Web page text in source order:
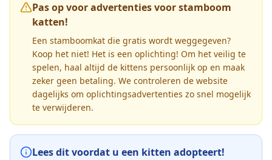
Pas op voor advertenties voor stamboom
katten!
Een stamboomkat die gratis wordt weggegeven?
Koop het niet! Het is een oplichting! Om het veilig te
spelen, haal altijd de kittens persoonlijk op en maak
zeker geen betaling. We controleren de website
dagelijks om oplichtingsadvertenties zo snel mogelijk
te verwijderen.
Lees dit voordat u een kitten adopteert!